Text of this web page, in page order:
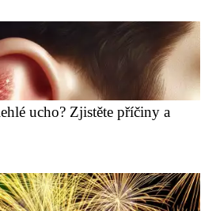
ucho? Zjistěte příčiny a